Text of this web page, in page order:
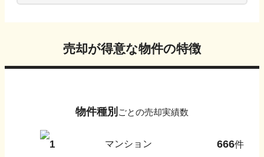
売却が得意な物件の特徴
物件種別 ごとの売却実績数
1 マンション 666件